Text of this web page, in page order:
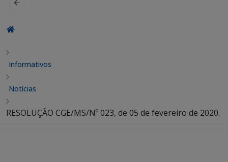
Informativos
Notícias
RESOLUÇÃO CGE/MS/Nº 023, de 05 de fevereiro de 2020.